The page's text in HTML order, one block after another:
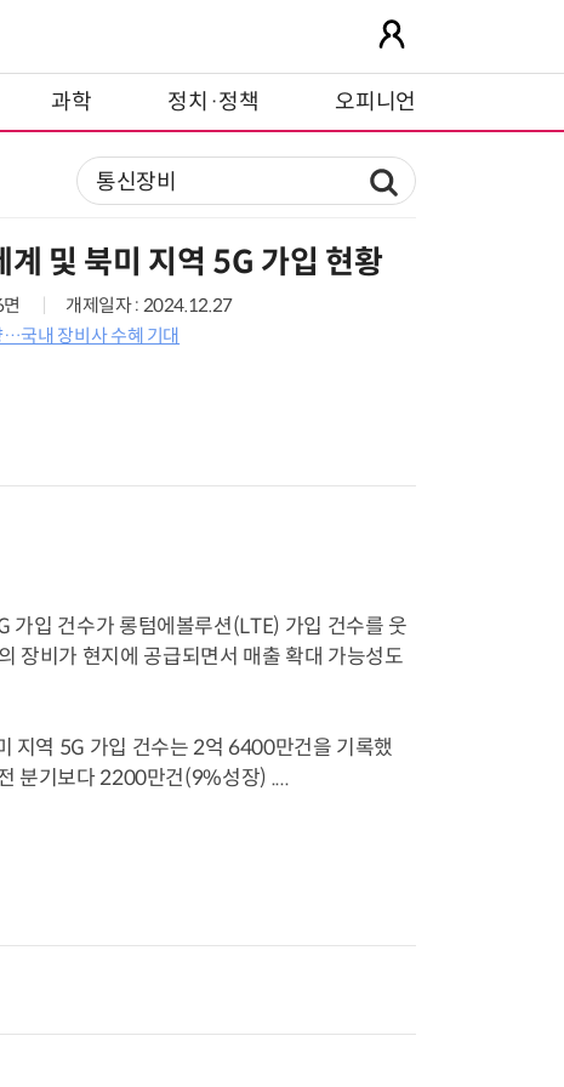
과학 정치·정책 오피니언
및 북미 지역 5G 가입 현황
개제일자 : 2024.12.27
국내 장비사 수혜 기대
가입 건수가 롱텀에볼루션(LTE) 가입 건수를 웃
장비가 현지에 공급되면서 매출 확대 가능성도
지역 5G 가입 건수는 2억 6400만건을 기록했
분기보다 2200만건(9%성장) ....